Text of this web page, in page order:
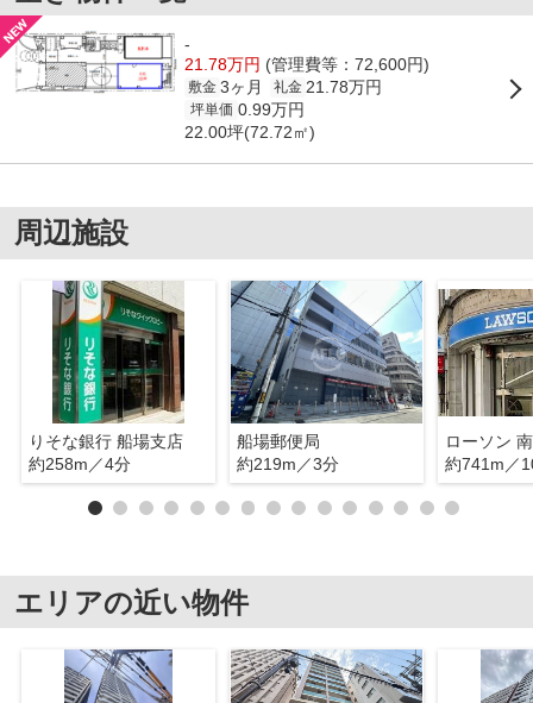
-
21.78万円 (管理費等：72,600円)
敷金 3ヶ月 礼金 21.78万円
坪単価 0.99万円
22.00坪(72.72㎡)
周辺施設
りそな銀行 船場支店
約258m／4分
船場郵便局
約219m／3分
約741m／
エリアの近い物件